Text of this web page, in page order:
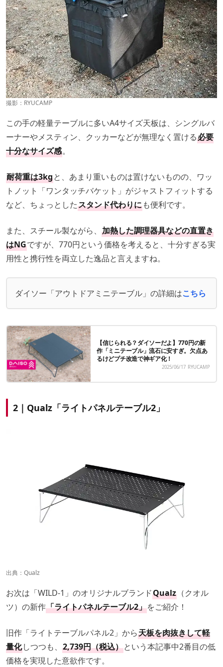
撮影：RYUCAMP
この手の軽量テーブルに多いA4サイズ天板は、シングルバ
ーナーやメスティン、クッカーなどが無理なく置ける必要
十分なサイズ感。
耐荷重は3kgと、あまり重いものは置けないものの、ワッ
トノット「ワンタッチバケット」がジャストフィットする
など、ちょっとしたスタンド代わりにも便利です。
また、スチール製ながら、 加熱した調理器具などの直置き
はNGですが、770円という価格を考えると、十分すぎる実
用性と携行性を両立した逸品と言えますね。
ダイソー「アウトドアミニテーブル」の詳細はこちら
【信じられる？ダイソーだよ】770円の新
作「ミニテーブル」流石に安すぎ。欠点あ
るけどプチ改造で神ギア化！
2025/06/17 RYUCAMP
2｜Qualz「ライトパネルテーブル2」
出典： Qualz
お次は「WILD-1」のオリジナルブランドQualz （クオル
ツ）の新作「ライトパネルテーブル2」をご紹介！
旧作「ライトテーブルパネル2」から天板を肉抜きして軽
量化しつつも、 2,739円（税込）という本記事中2番目の低
価格を実現した意欲作です。